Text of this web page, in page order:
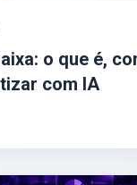
o que é,
com IA